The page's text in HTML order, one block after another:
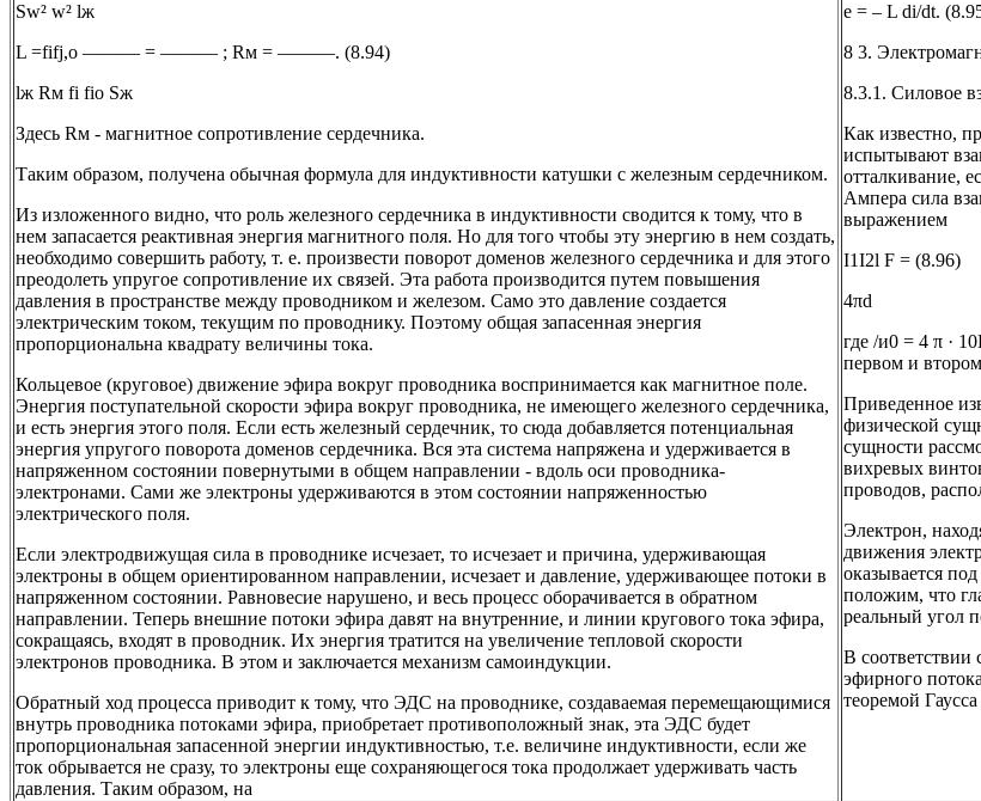
Sw² w² lж
L =fifj,о ——— = ——— ; Rм = ———. (8.94)
lж Rм fi fiо Sж
Здесь Rм - магнитное сопротивление сердечника.
Таким образом, получена обычная формула для индуктивности катушки с железным сердечником.
Из изложенного видно, что роль железного сердечника в индуктивности сводится к тому, что в
нем запасается реактивная энергия магнитного поля. Но для того чтобы эту энергию в нем создать,
необходимо совершить работу, т. е. произвести поворот доменов железного сердечника и для этого
преодолеть упругое сопротивление их связей. Эта работа производится путем повышения
давления в пространстве между проводником и железом. Само это давление создается
электрическим током, текущим по проводнику. Поэтому общая запасенная энергия
пропорциональна квадрату величины тока.
Кольцевое (круговое) движение эфира вокруг проводника воспринимается как магнитное поле.
Энергия поступательной скорости эфира вокруг проводника, не имеющего железного сердечника,
и есть энергия этого поля. Если есть железный сердечник, то сюда добавляется потенциальная
энергия упругого поворота доменов сердечника. Вся эта система напряжена и удерживается в
напряженном состоянии повернутыми в общем направлении - вдоль оси проводника-
электронами. Сами же электроны удерживаются в этом состоянии напряженностью
электрического поля.
Если электродвижущая сила в проводнике исчезает, то исчезает и причина, удерживающая
электроны в общем ориентированном направлении, исчезает и давление, удерживающее потоки в
напряженном состоянии. Равновесие нарушено, и весь процесс оборачивается в обратном
направлении. Теперь внешние потоки эфира давят на внутренние, и линии кругового тока эфира,
сокращаясь, входят в проводник. Их энергия тратится на увеличение тепловой скорости
электронов проводника. В этом и заключается механизм самоиндукции.
Обратный ход процесса приводит к тому, что ЭДС на проводнике, создаваемая перемещающимися
внутрь проводника потоками эфира, приобретает противоположный знак, эта ЭДС будет
пропорциональная запасенной энергии индуктивностью, т.е. величине индуктивности, если же
ток обрывается не сразу, то электроны еще сохраняющегося тока продолжает удерживать часть
давления. Таким образом, на
е = – L di/dt.
8 3.
8.3.1. Силовое
Как известно,
испытывают
отталкивание,
Ампера сила
выражением
I1I2l F = (8.96)
4πd
где /и0 = 4 π ·
первом и
Приведенное
физической
сущности
вихревых
проводов,
Электрон,
движения
оказывается
положим, что
реальный угол
В соответствии
эфирного
теоремой